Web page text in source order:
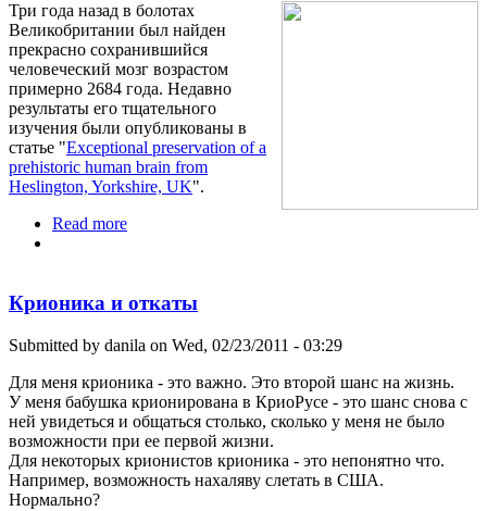
Три года назад в болотах
Великобритании был найден
прекрасно сохранившийся
человеческий мозг возрастом
примерно 2684 года. Недавно
результаты его тщательного
изучения были опубликованы в
статье "Exceptional preservation of a
prehistoric human brain from
Heslington, Yorkshire, UK".
Read more
Крионика и откаты
Submitted by danila on Wed, 02/23/2011 - 03:29
Для меня крионика - это важно. Это второй шанс на жизнь.
У меня бабушка крионирована в КриоРусе - это шанс снова с
ней увидеться и общаться столько, сколько у меня не было
возможности при ее первой жизни.
Для некоторых крионистов крионика - это непонятно что.
Например, возможность нахаляву слетать в США.
Нормально?